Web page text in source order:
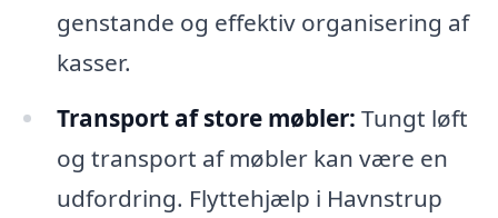
genstande og effektiv organisering af
kasser.
Transport af store møbler: Tungt løft
og transport af møbler kan være en
udfordring. Flyttehjælp i Havnstrup